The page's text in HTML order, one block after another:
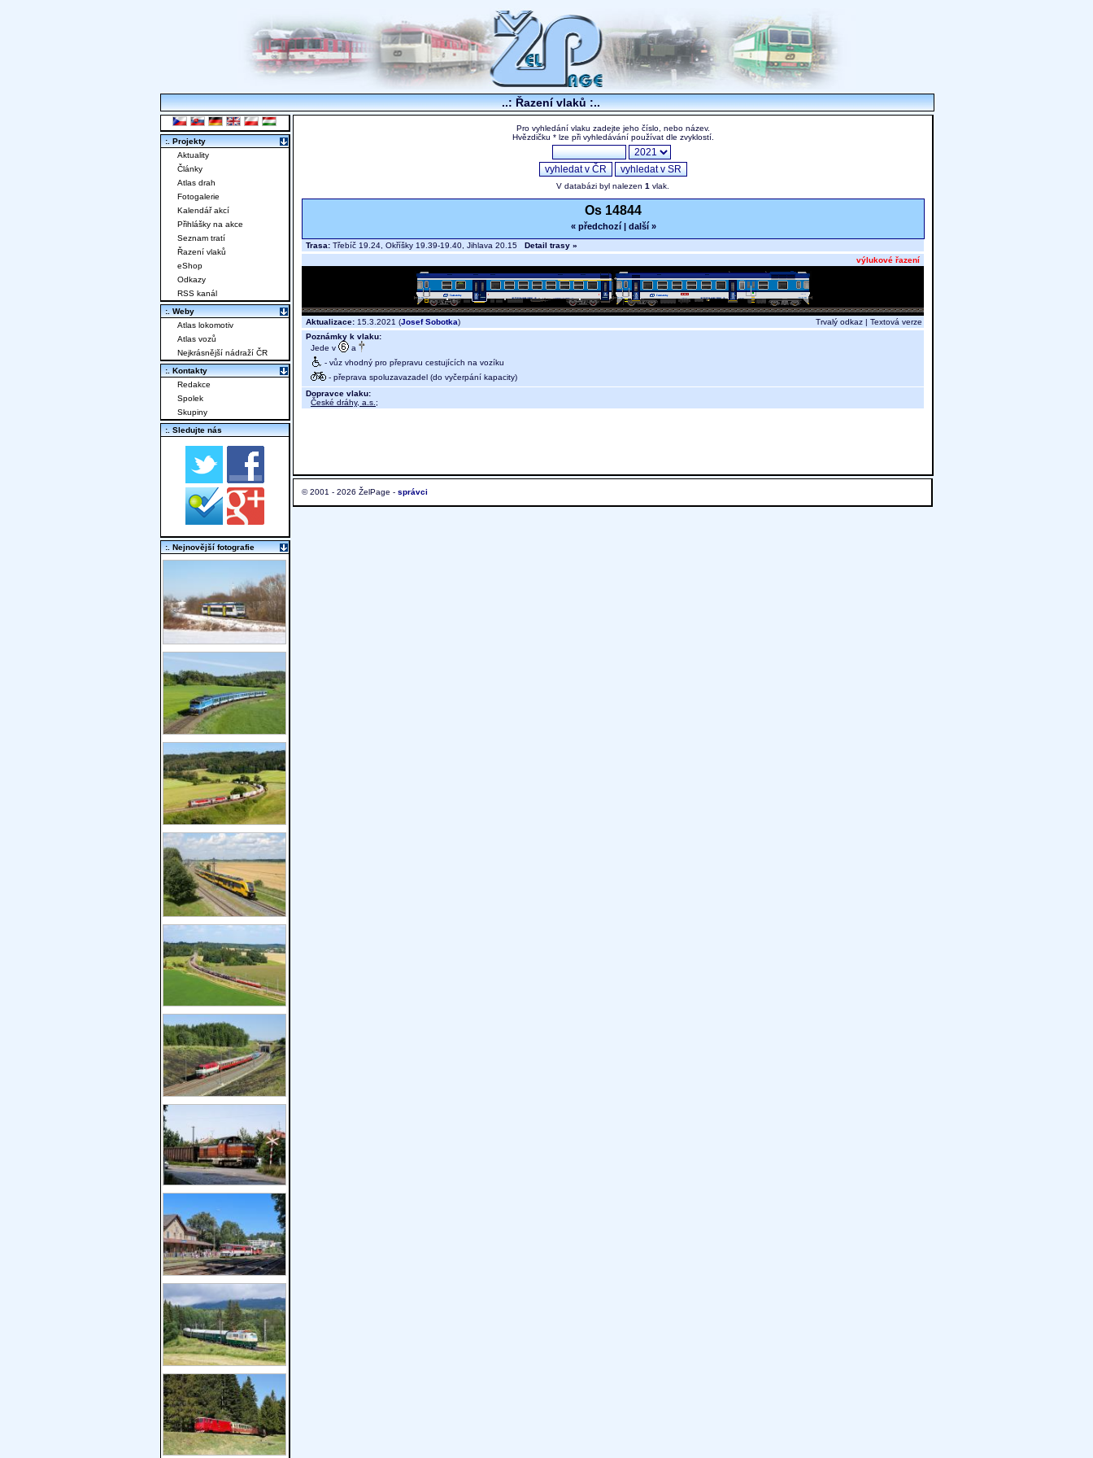
..: Řazení vlaků :..
Pro vyhledání vlaku zadejte jeho číslo, nebo název.
Hvězdičku * lze při vyhledávání používat dle zvyklostí.
V databázi byl nalezen 1 vlak.
Os 14844
« předchozí| další »
Trasa: Třebíč 19.24, Okříšky 19.39-19.40, Jihlava 20.15 Detail trasy »
výlukové řazení
Aktualizace: 15.3.2021 (Josef Sobotka) Trvalý odkaz | Textová verze
Poznámky k vlaku:
Jede v
a
- vůz vhodný pro přepravu cestujících na vozíku
- přeprava spoluzavazadel (do vyčerpání kapacity)
Dopravce vlaku:
České dráhy, a.s. ;
© 2001 - 2026 ŽelPage - správci
:. Projekty
Aktuality
Články
Atlas drah
Fotogalerie
Kalendář akcí
Přihlášky na akce
Seznam tratí
Řazení vlaků
eShop
Odkazy
RSS kanál
:. Weby
Atlas lokomotiv
Atlas vozů
Nejkrásnější nádraží ČR
:. Kontakty
Redakce
Spolek
Skupiny
:. Sledujte nás
:. Nejnovější fotografie